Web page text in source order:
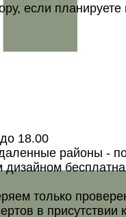
если
18.00
районы -
только
в